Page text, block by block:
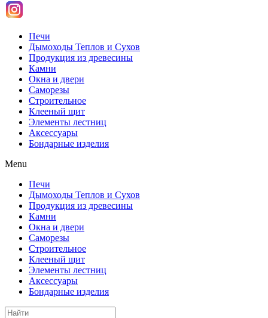
Печи
Дымоходы Теплов и Сухов
Продукция из древесины
Камни
Окна и двери
Саморезы
Строительное
Клееный щит
Элементы лестниц
Аксессуары
Бондарные изделия
Menu
Печи
Дымоходы Теплов и Сухов
Продукция из древесины
Камни
Окна и двери
Саморезы
Строительное
Клееный щит
Элементы лестниц
Аксессуары
Бондарные изделия